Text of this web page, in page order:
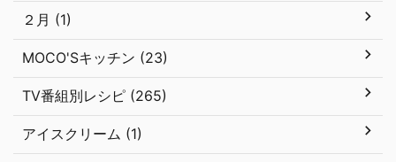
２月 (1)
MOCO'Sキッチン (23)
TV番組別レシピ (265)
アイスクリーム (1)